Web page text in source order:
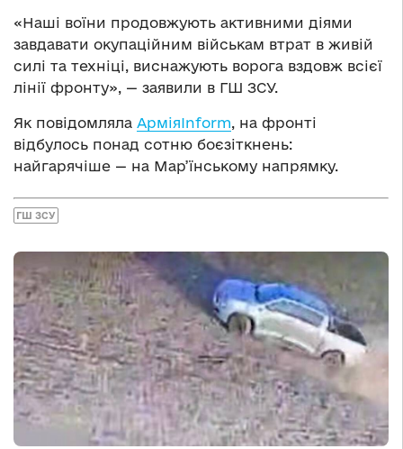
«Наші воїни продовжують активними діями
завдавати окупаційним військам втрат в живій
силі та техніці, виснажують ворога вздовж всієї
лінії фронту», — заявили в ГШ ЗСУ.
Як повідомляла АрміяInform, на фронті
відбулось понад сотню боєзіткнень:
найгарячіше — на Мар’їнському напрямку.
ГШ ЗСУ